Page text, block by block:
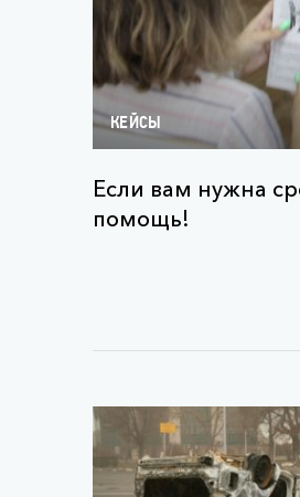
КЕЙСЫ
Если вам нужна
помощь!